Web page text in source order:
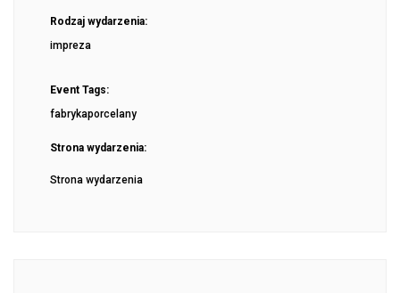
Rodzaj wydarzenia:
impreza
Event Tags:
fabrykaporcelany
Strona wydarzenia:
Strona wydarzenia